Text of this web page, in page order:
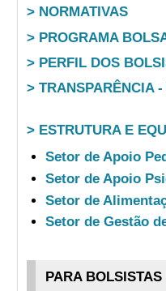
> NORMATIVAS
> PROGRAMA
> PERFIL DOS
> TRANSPARÊNCIA
> ESTRUTURA E
Setor de Apoio
Setor de Apoio
Setor de
Setor de Gestão
PARA BOLSISTAS